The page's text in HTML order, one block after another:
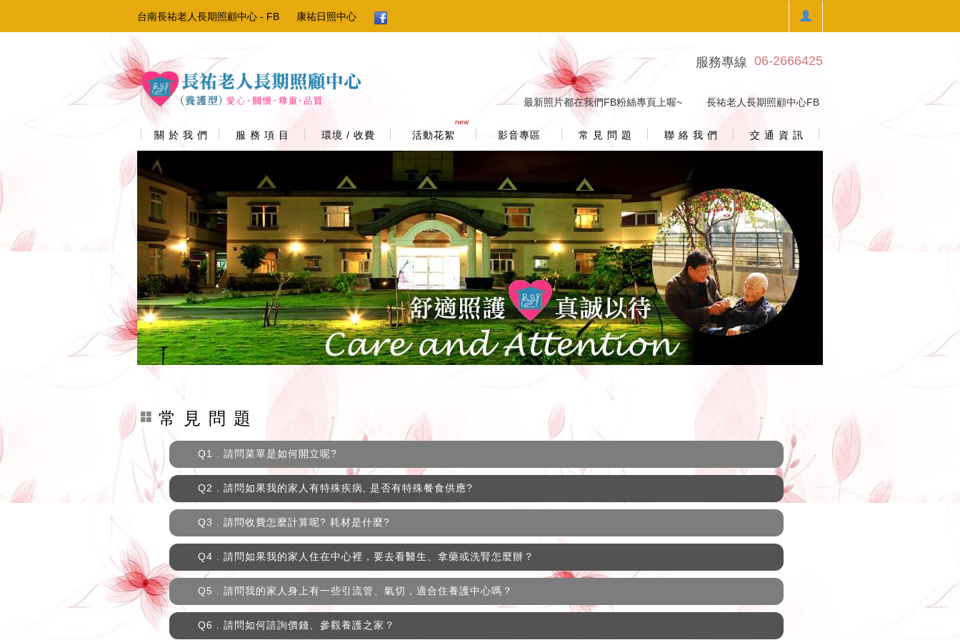
台南長祐老人長期照顧中心 - FB 康祐日照中心
服務專線 06-2666425
最新照片都在我們FB粉絲專頁上喔~ 長祐老人長期照顧中心FB
關 於 我 們 服 務 項 目 環境 / 收費
new
活動花絮 影音專區 常 見 問 題 聯 絡 我 們 交 通 資 訊
常 見 問 題
Q1 . 請問菜單是如何開立呢?
Q2 . 請問如果我的家人有特殊疾病, 是否有特殊餐食供應?
Q3 . 請問收費怎麼計算呢? 耗材是什麼?
Q4 . 請問如果我的家人住在中心裡，要去看醫生、拿藥或洗腎怎麼辦？
Q5 . 請問我的家人身上有一些引流管、氣切，適合住養護中心嗎？
Q6 . 請問如何諮詢價錢、參觀養護之家？